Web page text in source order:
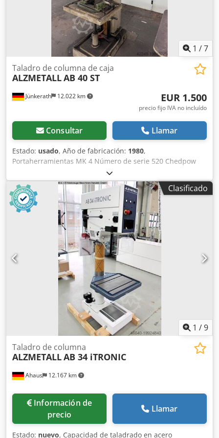
con contacto de protección térmica Cjdpfx Aeyv Nxbofdjha
- Botón de emergencia tipo seta (retenido) en el panel
frontal - Giro a la derecha mediante control por contactor -
Regulación de velocidad continua - Indicador digital de
velocidad - Ajuste de velocidad eléctrico - Grado de
protección IP 54 - Clase de aislamiento del motor "F" -
Protector de husillo con seguridad eléctrica
1 /7
Jünkerath 12.022 km
Taladro de columna de caja
ALZMETALLAB 40 ST
EUR 1.500
precio fijo IVA no incluído
Consultar Llamar
Estado: usado, Año de fabricación: 1980,
Portaherramientas MK 4 Número de serie 520 Chedpow
Sydlofx Afdea Peso de la máquina aprox. 440 kg
Clasificado
1 /9
Ahaus 12.167 km
Taladro de columna
ALZMETALLAB 34 iTRONIC
Información de
precio
Llamar
Estado: nuevo, Capacidad de taladrado en acero